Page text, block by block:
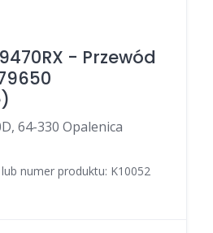
- Przewód
64-330 Opalenica
numer produktu: K10052